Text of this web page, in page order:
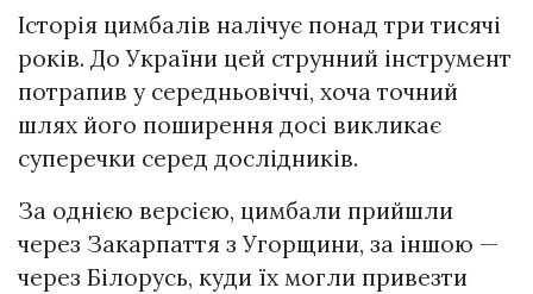
Історія цимбалів налічує понад три тисячі
років. До України цей струнний інструмент
потрапив у середньовіччі, хоча точний
шлях його поширення досі викликає
суперечки серед дослідників.
За однією версією, цимбали прийшли
через Закарпаття з Угорщини, за іншою —
через Білорусь, куди їх могли привезти